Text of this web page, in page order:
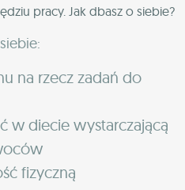
pracy. Jak dbasz o siebie?
na rzecz zadań do
w diecie wystarczającą
fizyczną